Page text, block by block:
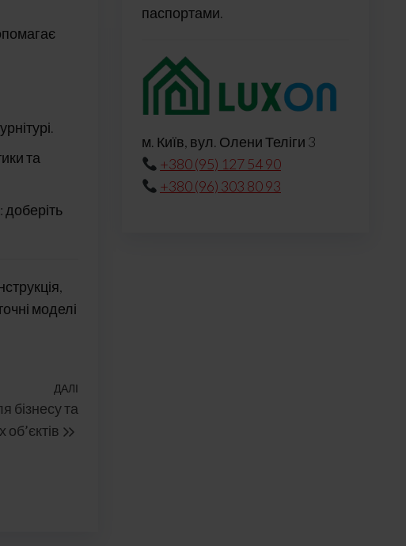
та
: доберіть
моделі
Наступний
запис
ДАЛІ
бізнесу та
паспортами.
м. Київ, вул. Олени Теліги 3
+380 (95) 127 54 90
+380 (96) 303 80 93